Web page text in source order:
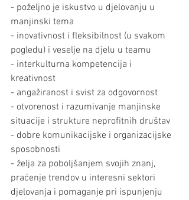
- poželjno je iskustvo u djelovanju u
manjinski tema
- inovativnost i fleksibilnost (u svakom
pogledu) i veselje na djelu u teamu
- interkulturna kompetencija i
kreativnost
- angažiranost i svist za odgovornost
- otvorenost i razumivanje manjinske
situacije i strukture neprofitnih društav
- dobre komunikacijske i organizacijske
sposobnosti
- želja za poboljšanjem svojih znanj,
praćenje trendov u interesni sektori
djelovanja i pomaganje pri ispunjenju